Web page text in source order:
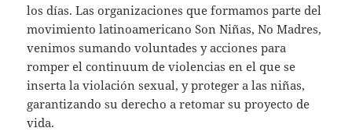
los días. Las organizaciones que formamos parte del
movimiento latinoamericano Son Niñas, No Madres,
venimos sumando voluntades y acciones para
romper el continuum de violencias en el que se
inserta la violación sexual, y proteger a las niñas,
garantizando su derecho a retomar su proyecto de
vida.